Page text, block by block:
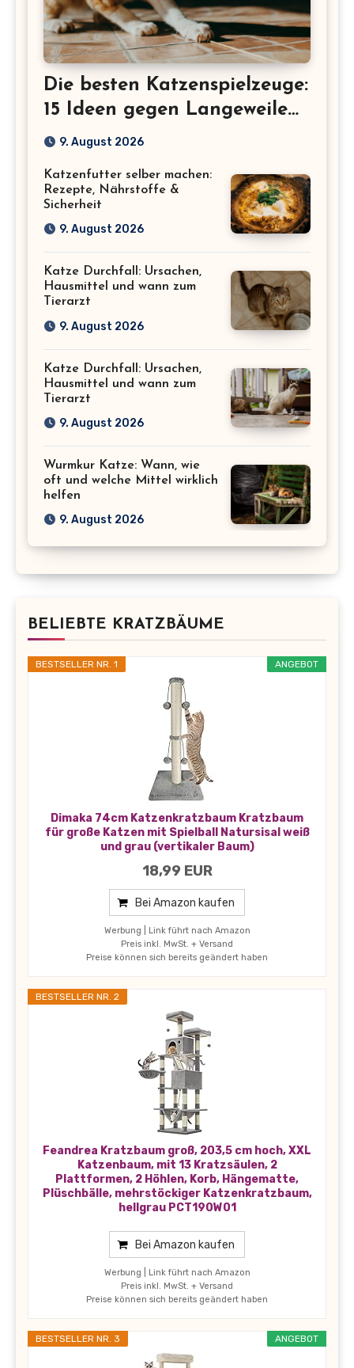
Die besten Katzenspielzeuge:
15 Ideen gegen Langeweile
bei Wohnungskatzen
9. August 2026
Katzenfutter selber machen:
Rezepte, Nährstoffe &
Sicherheit
9. August 2026
Katze Durchfall: Ursachen,
Hausmittel und wann zum
Tierarzt
9. August 2026
Katze Durchfall: Ursachen,
Hausmittel und wann zum
Tierarzt
9. August 2026
Wurmkur Katze: Wann, wie
oft und welche Mittel wirklich
helfen
9. August 2026
BELIEBTE KRATZBÄUME
ANGEBOT
BESTSELLER NR. 1
Dimaka 74cm Katzenkratzbaum Kratzbaum
für große Katzen mit Spielball Natursisal weiß
und grau (vertikaler Baum)
18,99 EUR
Bei Amazon kaufen
Werbung | Link führt nach Amazon
Preis inkl. MwSt. + Versand
Preise können sich bereits geändert haben
BESTSELLER NR. 2
Feandrea Kratzbaum groß, 203,5 cm hoch, XXL
Katzenbaum, mit 13 Kratzsäulen, 2
Plattformen, 2 Höhlen, Korb, Hängematte,
Plüschbälle, mehrstöckiger Katzenkratzbaum,
hellgrau PCT190W01
Bei Amazon kaufen
Werbung | Link führt nach Amazon
Preis inkl. MwSt. + Versand
Preise können sich bereits geändert haben
ANGEBOT
BESTSELLER NR. 3